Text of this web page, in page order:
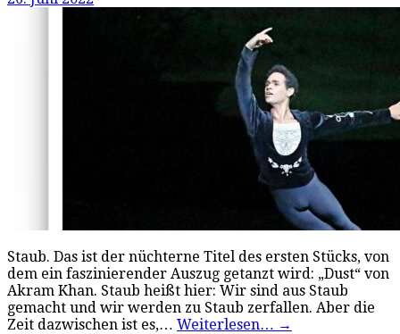
Staub. Das ist der nüchterne Titel des ersten Stücks, von
dem ein faszinierender Auszug getanzt wird: „Dust“ von
Akram Khan. Staub heißt hier: Wir sind aus Staub
gemacht und wir werden zu Staub zerfallen. Aber die
Zeit dazwischen ist es,… Weiterlesen… →